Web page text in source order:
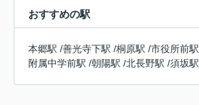
おすすめの駅
本郷駅 /善光寺下駅 /桐原駅 /市役所前駅
附属中学前駅 /朝陽駅 /北長野駅 /須坂駅